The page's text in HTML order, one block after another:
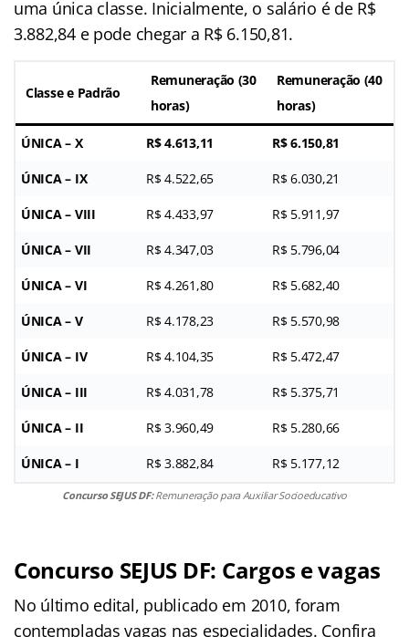
uma única classe. Inicialmente, o salário é de R$
3.882,84 e pode chegar a R$ 6.150,81.
Classe e Padrão
Remuneração (30
horas)
Remuneração (40
horas)
ÚNICA – X R$ 4.613,11 R$ 6.150,81
ÚNICA – IX R$ 4.522,65 R$ 6.030,21
ÚNICA – VIII R$ 4.433,97 R$ 5.911,97
ÚNICA – VII R$ 4.347,03 R$ 5.796,04
ÚNICA – VI R$ 4.261,80 R$ 5.682,40
ÚNICA – V R$ 4.178,23 R$ 5.570,98
ÚNICA – IV R$ 4.104,35 R$ 5.472,47
ÚNICA – III R$ 4.031,78 R$ 5.375,71
ÚNICA – II R$ 3.960,49 R$ 5.280,66
ÚNICA – I R$ 3.882,84 R$ 5.177,12
Concurso SEJUS DF:Remuneração para Auxiliar Socioeducativo
Concurso SEJUS DF: Cargos e vagas
No último edital, publicado em 2010, foram
contempladas vagas nas especialidades. Confira